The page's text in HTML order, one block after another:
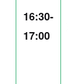
16:30-
17:00